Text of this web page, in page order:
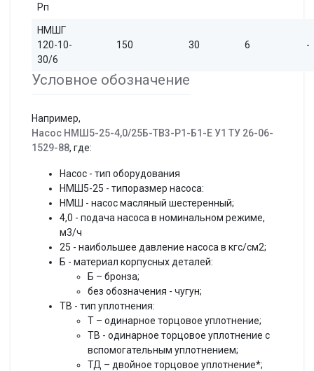
Рп
НМШГ
120-10-
30/6
150 30 6 -
Условное обозначение
Например,
Насос НМШ5-25-4,0/25Б-ТВ3-Р1-Б1-Е У1 ТУ 26-06-
1529-88, где:
Насос - тип оборудования
НМШ5-25 - типоразмер насоса:
НМШ - насос масляный шестеренный;
4,0 - подача насоса в номинальном режиме,
м3/ч
25 - наибольшее давление насоса в кгс/см2;
Б - материал корпусных деталей:
Б – бронза;
без обозначения - чугун;
ТВ - тип уплотнения:
Т – одинарное торцовое уплотнение;
ТВ - одинарное торцовое уплотнение с
вспомогательным уплотнением;
ТД – двойное торцовое уплотнение*;